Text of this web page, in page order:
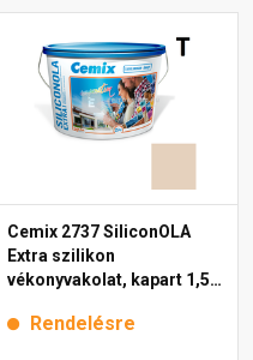
Cemix 2737 SiliconOLA
Extra szilikon
vékonyvakolat, kapart 1,5
Rendelésre